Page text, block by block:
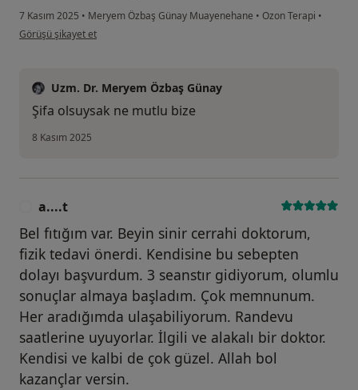
7 Kasım 2025 • Meryem Özbaş Günay Muayenehane • Ozon Terapi •
kullanıcının görüşüne göre nu...n
Görüşü şikayet et
Uzm. Dr. Meryem Özbaş Günay
Şifa olsuysak ne mutlu bize
8 Kasım 2025
a....t
Bel fıtığım var. Beyin sinir cerrahi doktorum,
fizik tedavi önerdi. Kendisine bu sebepten
dolayı başvurdum. 3 seanstır gidiyorum, olumlu
sonuçlar almaya başladım. Çok memnunum.
Her aradığımda ulaşabiliyorum. Randevu
saatlerine uyuyorlar. İlgili ve alakalı bir doktor.
Kendisi ve kalbi de çok güzel. Allah bol
kazançlar versin.